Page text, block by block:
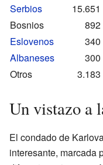
Serbios
15.651
Bosnios
892
Eslovenos
340
Albaneses
300
Otros
3.183
Un vistazo a
El condado de
interesante, marcada